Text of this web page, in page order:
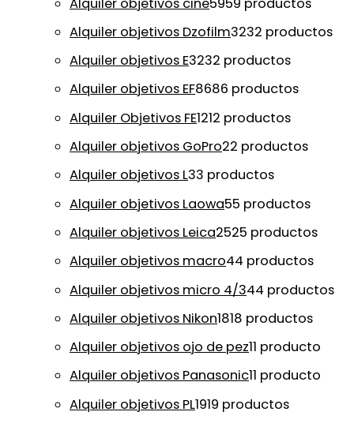
Alquiler objetivos Dzofilm3232 productos
Alquiler objetivos E3232 productos
Alquiler objetivos EF8686 productos
Alquiler Objetivos FE1212 productos
Alquiler objetivos GoPro22 productos
Alquiler objetivos L33 productos
Alquiler objetivos Laowa55 productos
Alquiler objetivos Leica2525 productos
Alquiler objetivos macro44 productos
Alquiler objetivos micro 4/344 productos
Alquiler objetivos Nikon1818 productos
Alquiler objetivos ojo de pez11 producto
Alquiler objetivos Panasonic11 producto
Alquiler objetivos PL1919 productos